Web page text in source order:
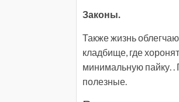
Законы.
Также жизнь
кладбище, где
минимальную пайку. .
полезные.